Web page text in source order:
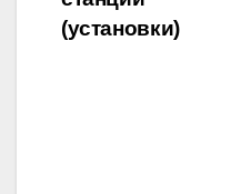
по
(установки)